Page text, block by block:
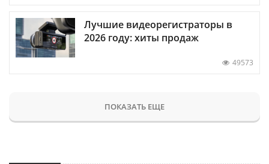
Лучшие видеорегистраторы в
2026 году: хиты продаж
49573
ПОКАЗАТЬ ЕЩЕ